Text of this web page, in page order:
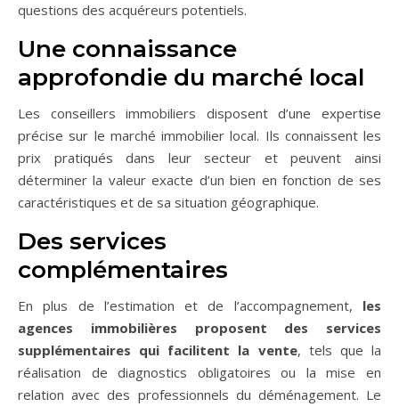
questions des acquéreurs potentiels.
Une connaissance
approfondie du marché local
Les conseillers immobiliers disposent d’une expertise
précise sur le marché immobilier local. Ils connaissent les
prix pratiqués dans leur secteur et peuvent ainsi
déterminer la valeur exacte d’un bien en fonction de ses
caractéristiques et de sa situation géographique.
Des services
complémentaires
En plus de l’estimation et de l’accompagnement, les
agences immobilières proposent des services
supplémentaires qui facilitent la vente, tels que la
réalisation de diagnostics obligatoires ou la mise en
relation avec des professionnels du déménagement. Le